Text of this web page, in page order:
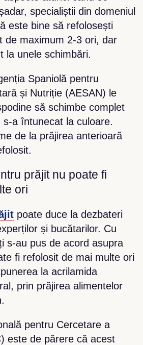
specialiștii din domeniul
este bine să refolosești
de maximum 2-3 ori, dar
la unele schimbări.
Spaniolă pentru
și Nutriție (AESAN) le
să schimbe complet
s-a întunecat la culoare.
de la prăjirea anterioară
prăjit nu poate fi
ori
poate duce la dezbateri
și bucătarilor. Cu
s-au pus de acord asupra
fi refolosit de mai multe ori
la acrilamida
prin prăjirea alimentelor
pentru Cercetare a
este de părere că acest